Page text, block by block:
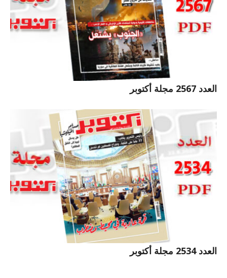
العدد 2567 مجلة أكتوبر
العدد 2534 مجلة أكتوبر